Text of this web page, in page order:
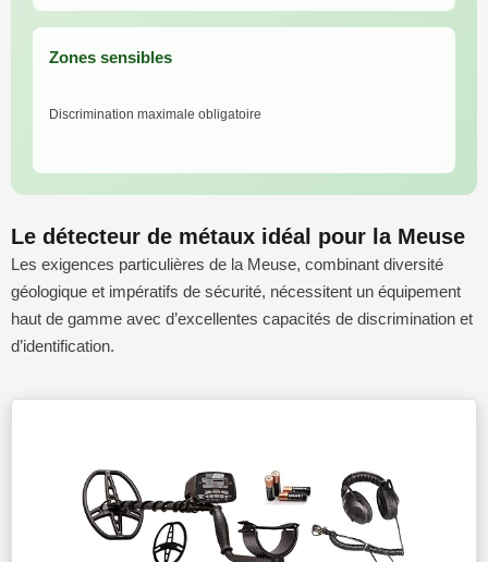
Zones sensibles
Discrimination maximale obligatoire
Le détecteur de métaux idéal pour la Meuse
Les exigences particulières de la Meuse, combinant diversité
géologique et impératifs de sécurité, nécessitent un équipement
haut de gamme avec d’excellentes capacités de discrimination et
d’identification.